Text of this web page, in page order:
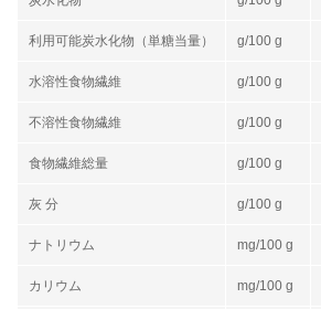
利用可能炭水化物（単糖当量） g/100 g
水溶性食物繊維 g/100 g
不溶性食物繊維 g/100 g
食物繊維総量 g/100 g
灰 分 g/100 g
ナトリウム mg/100 g
カリウム mg/100 g